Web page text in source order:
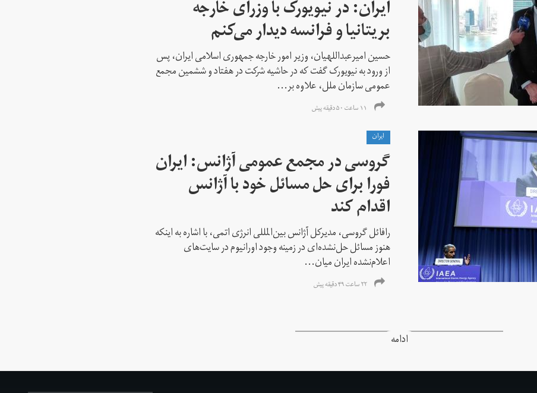
ایران: در نیویورک با وزرای خارجه
بریتانیا و فرانسه دیدار می‌کنم
حسین امیرعبداللهیان، وزیر امور خارجه جمهوری اسلامی ایران، پس
از ورود به نیویورک گفت که در حاشیه شرکت در هفتاد و ششمین مجمع
عمومی سازمان ملل، علاوه بر...
۱۱ ساعت ۵۰ دقیقه پیش
ايران
گروسی در مجمع عمومی آژانس: ایران
فورا برای حل مسائل خود با آژانس
اقدام کند
رافائل گروسی، مدیرکل آژانس بین‌المللی انرژی اتمی، با اشاره به اینکه
هنوز مسائل حل‌نشده‌ای در زمینه وجود اورانیوم در سایت‌های
اعلام‌نشده ایران میان...
۲۲ ساعت ۴۹ دقیقه پیش
ادامه